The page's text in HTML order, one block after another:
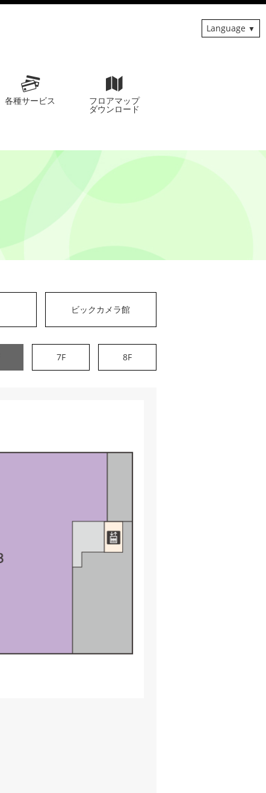
各種サービス フロアマップ
ダウンロード
Language
ビックカメラ館
7F 8F